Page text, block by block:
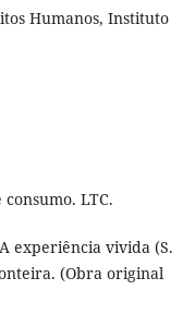
Humanos, Instituto
LTC.
experiência vivida (S.
(Obra original